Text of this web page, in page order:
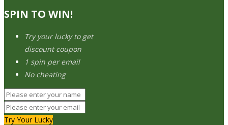
SPIN TO WIN!
Try your lucky to get
discount coupon
1 spin per email
No cheating
Try Your Lucky